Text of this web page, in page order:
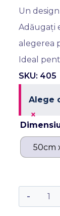
Un
Adăugați
alegerea
Ideal
SKU: 405
Alege
×
50cm